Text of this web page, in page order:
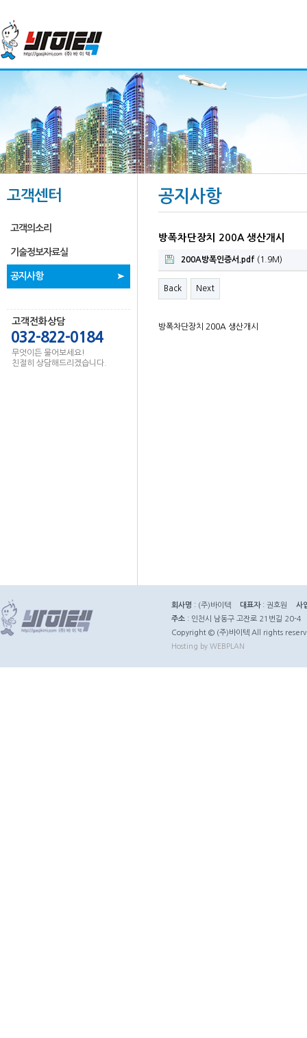
고객센터
고객의소리
기술정보자료실
공지사항
고객전화상담
032-822-0184
무엇이든 물어보세요!
친절히 상담해드리겠습니다.
공지사항
방폭차단장치 200A 생산개시
200A방폭인증서.pdf (1.9M)
Back Next
방폭차단장치 200A 생산개시
회사명 : (주)바이텍 대표자: 권호원
사
주소 : 인천시 남동구 고잔로 21번길 20-4
Copyright © (주)바이텍 All rights
Hosting by WEBPLAN